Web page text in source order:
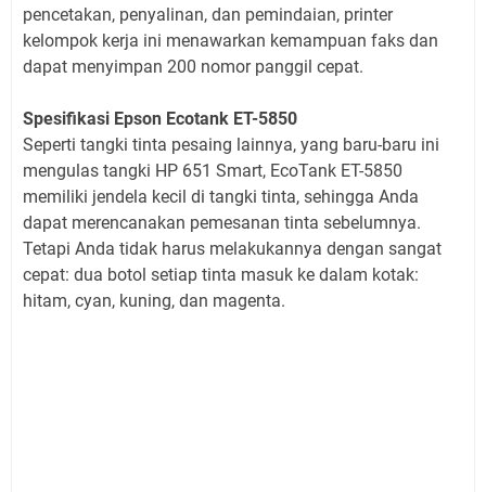
pencetakan, penyalinan, dan pemindaian, printer
kelompok kerja ini menawarkan kemampuan faks dan
dapat menyimpan 200 nomor panggil cepat.
Spesifikasi Epson Ecotank ET-5850
Seperti tangki tinta pesaing lainnya, yang baru-baru ini
mengulas tangki HP 651 Smart, EcoTank ET-5850
memiliki jendela kecil di tangki tinta, sehingga Anda
dapat merencanakan pemesanan tinta sebelumnya.
Tetapi Anda tidak harus melakukannya dengan sangat
cepat: dua botol setiap tinta masuk ke dalam kotak:
hitam, cyan, kuning, dan magenta.